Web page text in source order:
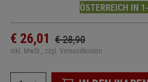
ÖSTERREICH IN
€ 26,01 € 28,90
inkl. MwSt., zzgl. Versandkosten